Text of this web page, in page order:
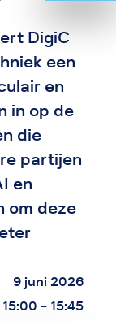
DigiC
een
en
in op de
die
partijen
en
om deze
9 juni 2026
15:00 - 15:45